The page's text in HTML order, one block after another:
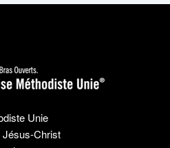
Unie
Jésus-Christ